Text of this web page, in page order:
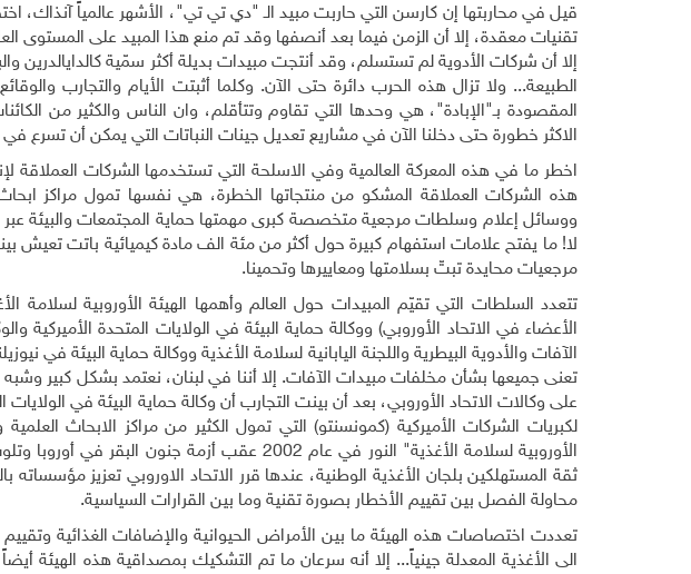
قيل في محاربتها إن كارسن التي حاربت مبيد الـ "دي تي تي"، الأشهر عالمياً آنذاك،
تقنيات معقدة، إلا أن الزمن فيما بعد أنصفها وقد تم منع هذا المبيد على المستوى
إلا أن شركات الأدوية لم تستسلم، وقد أنتجت مبيدات بديلة أكثر سمّية كالدايالدرين
الطبيعة... ولا تزال هذه الحرب دائرة حتى الآن. وكلما أثبتت الأيام والتجارب
المقصودة بـ"الإبادة"، هي وحدها التي تقاوم وتتأقلم، وان الناس والكثير من
الاكثر خطورة حتى دخلنا الآن في مشاريع تعديل جينات النباتات التي يمكن أن تسرع في
اخطر ما في هذه المعركة العالمية وفي الاسلحة التي تستخدمها الشركات العملاقة
هذه الشركات العملاقة المشكو من منتجاتها الخطرة، هي نفسها تمول مراكز
ووسائل إعلام وسلطات مرجعية متخصصة كبرى مهمتها حماية المجتمعات والبيئة
لا! ما يفتح علامات استفهام كبيرة حول أكثر من مئة الف مادة كيميائية باتت تعيش
مرجعيات محايدة تبتّ بسلامتها ومعاييرها وتحمينا.
تتعدد السلطات التي تقيّم المبيدات حول العالم وأهمها الهيئة الأوروبية لسلامة
الأعضاء في الاتحاد الأوروبي) ووكالة حماية البيئة في الولايات المتحدة الأميركية
الآفات والأدوية البيطرية واللجنة اليابانية لسلامة الأغذية ووكالة حماية البيئة في
تعنى جميعها بشأن مخلفات مبيدات الآفات. إلا أننا في لبنان، نعتمد بشكل كبير
على وكالات الاتحاد الأوروبي، بعد أن بينت التجارب أن وكالة حماية البيئة في
لكبريات الشركات الأميركية (كمونسنتو) التي تمول الكثير من مراكز الابحاث
الأوروبية لسلامة الأغذية" النور في عام 2002 عقب
ثقة المستهلكين بلجان الأغذية الوطنية، عندها قرر الاتحاد الاوروبي تعزيز
محاولة الفصل بين تقييم الأخطار بصورة تقنية وما بين القرارات السياسية.
تعددت اختصاصات هذه الهيئة ما بين الأمراض الحيوانية والإضافات الغذائية
الى الأغذية المعدلة جينياً... إلا أنه سرعان ما تم التشكيك بمصداقية هذه الهيئة